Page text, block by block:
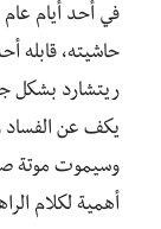
حاشيته، قابله
ريتشارد بشكل
يكف عن الفساد
وسيموت موتة
أهمية لكلام